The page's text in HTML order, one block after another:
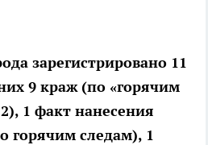
зарегистрировано 11
9 краж (по «горячим
1 факт нанесения
горячим следам), 1